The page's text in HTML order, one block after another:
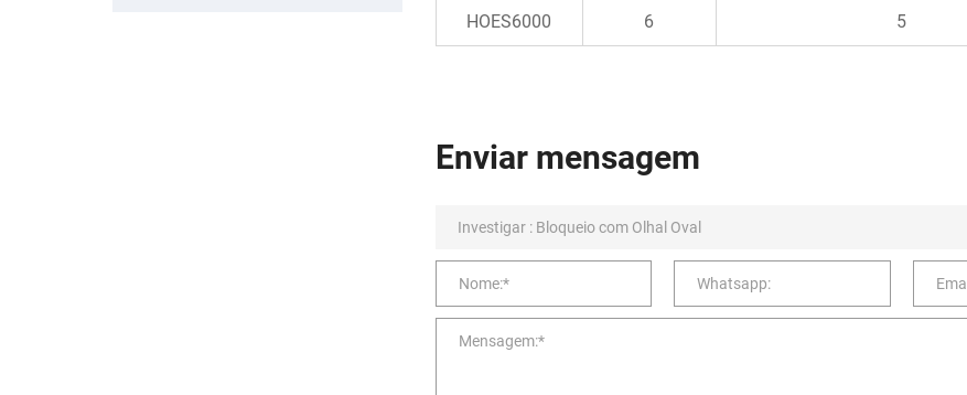
HOES6000 6 5
Enviar mensagem